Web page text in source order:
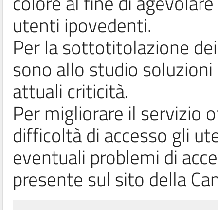
utenti ipovedenti.
Per la sottotitolazione
sono allo studio
attuali criticità.
Per migliorare il servizio
difficoltà di accesso gli
eventuali problemi di
presente sul sito della